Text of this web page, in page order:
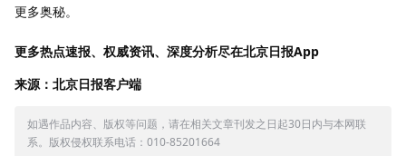
更多奥秘。
更多热点速报、权威资讯、深度分析尽在北京日报App
来源：北京日报客户端
如遇作品内容、版权等问题，请在相关文章刊发之日起30日内与本网联
系。版权侵权联系电话：010-85201664